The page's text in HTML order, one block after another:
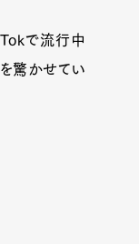
で流行中
驚かせてい